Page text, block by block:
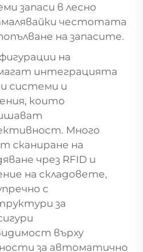
запаси в лесно
честотата
на запасите.
на
интеграцията
системи и
които
Много
сканиране на
чрез RFID и
на складовете,
с
за
върху
за автоматично